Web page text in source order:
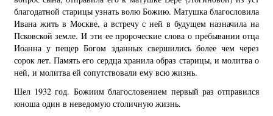
благодатной старицы узнать волю Божию. Матушка благословила
Ивана жить в Москве, а встречу с ней в будущем назначила на
Псковской земле. И эти ее пророческие слова о пребывании отца
Иоанна у пещер Богом зданных свершились более чем через
сорок лет. Память его сердца хранила образ старицы, и молитва о
ней, и молитва ей сопутствовали ему всю жизнь.
Шел 1932 год. Божиим благословением первый раз отправился
юноша один в неведомую столичную жизнь.